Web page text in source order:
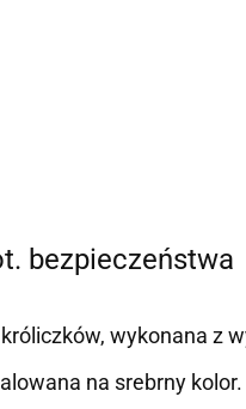
bezpieczeństwa
wykonana z
na srebrny kolor.